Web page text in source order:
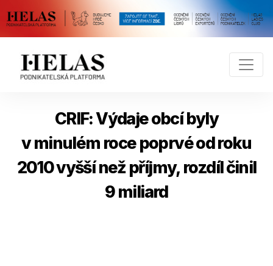
CRIF: Výdaje obcí byly
v minulém roce poprvé od roku
2010 vyšší než příjmy, rozdíl činil
9 miliard